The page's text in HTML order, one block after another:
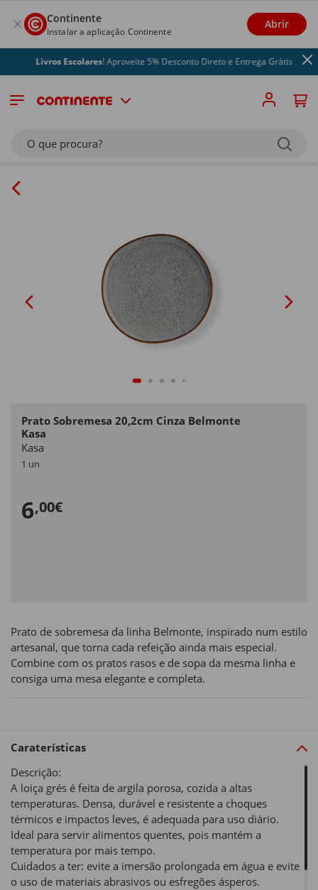
Continente
Instalar a aplicação Continente
Abrir
Livros Escolares! Aproveite 5% Desconto Direto e Entrega Grátis
O que procura?
Prato Sobremesa 20,2cm Cinza Belmonte
Kasa
Kasa
1 un
6,00€
Prato de sobremesa da linha Belmonte, inspirado num estilo
artesanal, que torna cada refeição ainda mais especial.
Combine com os pratos rasos e de sopa da mesma linha e
consiga uma mesa elegante e completa.
Caraterísticas
Descrição:
A loiça grés é feita de argila porosa, cozida a altas
temperaturas. Densa, durável e resistente a choques
térmicos e impactos leves, é adequada para uso diário.
Ideal para servir alimentos quentes, pois mantém a
temperatura por mais tempo.
Cuidados a ter: evite a imersão prolongada em água e evite
o uso de materiais abrasivos ou esfregões ásperos.